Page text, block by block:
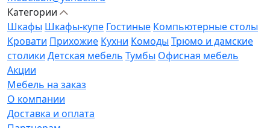
Категории
Шкафы Шкафы-купе Гостиные Компьютерные столы
Кровати Прихожие Кухни Комоды Трюмо и дамские
столики Детская мебель Тумбы Офисная мебель
Акции
Мебель на заказ
О компании
Доставка и оплата